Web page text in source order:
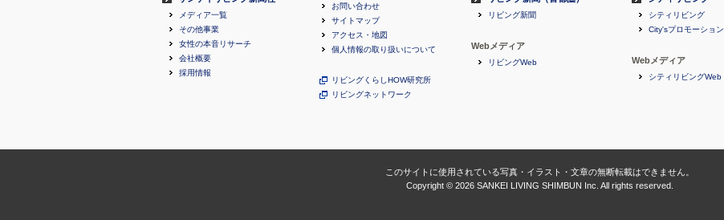
メディア一覧
その他事業
女性の本音リサーチ
会社概要
採用情報
お問い合わせ
サイトマップ
アクセス・地図
個人情報の取り扱いについて
リビングくらしHOW研究所
リビングネットワーク
リビング新聞
Webメディア
リビングWeb
シティリビング
City'sプロモーション
Webメディア
シティリビングWeb
このサイトに使用されている写真・イラスト・文章の無断転載はできません。
Copyright © 2026 SANKEI LIVING SHIMBUN Inc. All rights reserved.